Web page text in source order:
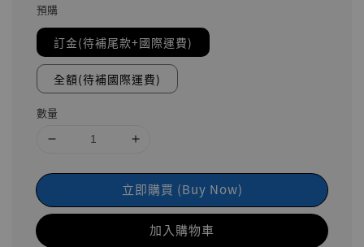
預購
訂金(待補尾款+國際運費)
全額(待補國際運費)
數量
立即購買 (Buy Now)
加入購物車